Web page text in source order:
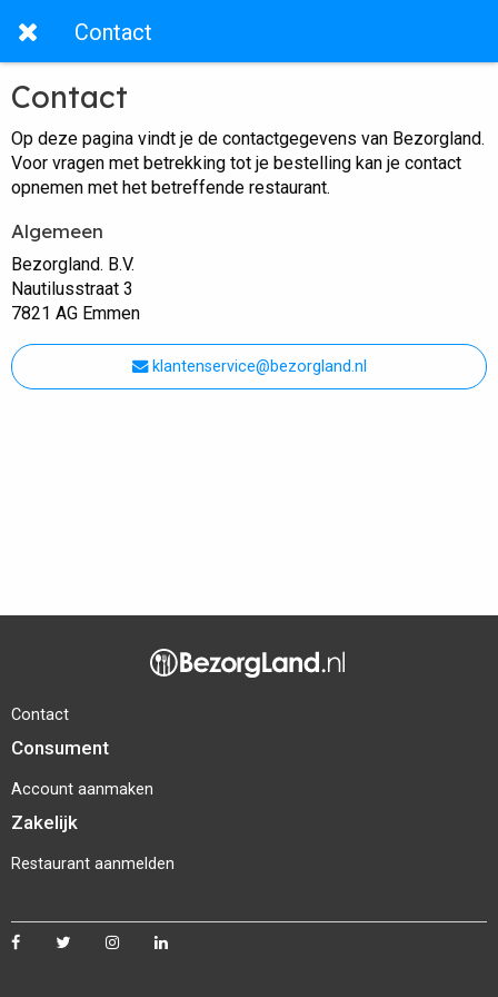
Contact
Contact
Op deze pagina vindt je de contactgegevens van Bezorgland.
Voor vragen met betrekking tot je bestelling kan je contact
opnemen met het betreffende restaurant.
Algemeen
Bezorgland. B.V.
Nautilusstraat 3
7821 AG Emmen
klantenservice@bezorgland.nl
Contact
Consument
Account aanmaken
Zakelijk
Restaurant aanmelden